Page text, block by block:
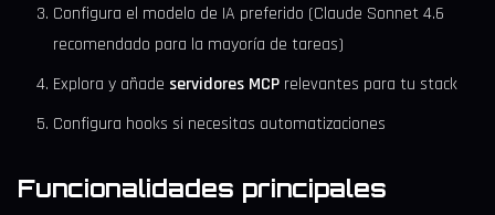
Configura el modelo de IA preferido (Claude Sonnet 4.6
recomendado para la mayoría de tareas)
Explora y añade servidores MCP relevantes para tu stack
Configura hooks si necesitas automatizaciones
Funcionalidades principales